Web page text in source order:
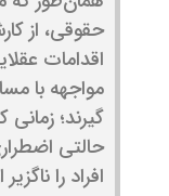
حقوقی، از
اقدامات
مواجهه با
گیرند؛
حالتی
افراد را